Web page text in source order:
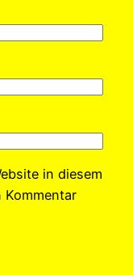
in diesem